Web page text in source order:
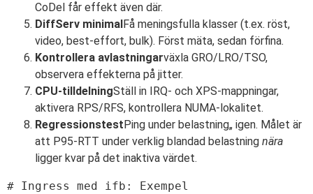
CoDel får effekt även där.
DiffServ minimalFå meningsfulla klasser (t.ex. röst,
video, best-effort, bulk). Först mäta, sedan förfina.
Kontrollera avlastningarväxla GRO/LRO/TSO,
observera effekterna på jitter.
CPU-tilldelningStäll in IRQ- och XPS-mappningar,
aktivera RPS/RFS, kontrollera NUMA-lokalitet.
RegressionstestPing under belastning„ igen. Målet är
att P95-RTT under verklig blandad belastning nära
ligger kvar på det inaktiva värdet.
# Ingress med ifb: Exempel